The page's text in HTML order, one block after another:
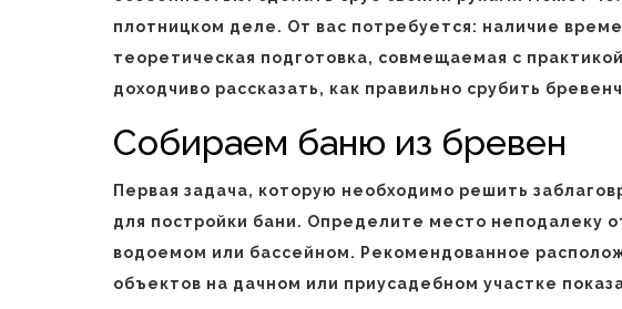
плотницком деле. От вас потребуется: наличие
теоретическая подготовка, совмещаемая с
доходчиво рассказать, как правильно срубить
Собираем баню из бревен
Первая задача, которую необходимо решить
для постройки бани. Определите место неподалеку
водоемом или бассейном. Рекомендованное
объектов на дачном или приусадебном участке